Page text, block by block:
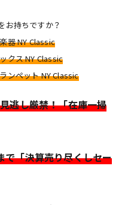
お持ちですか？
器 NY Classic
クス NY Classic
ンペット NY Classic
逃し厳禁！「在庫一掃
「決算売り尽くしセー